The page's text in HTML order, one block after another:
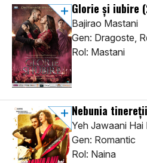
Glorie și iubire
Bajirao Mastani
Gen: Dragoste,
Rol: Mastani
Nebunia tinereții
Yeh Jawaani Hai
Gen: Romantic
Rol: Naina